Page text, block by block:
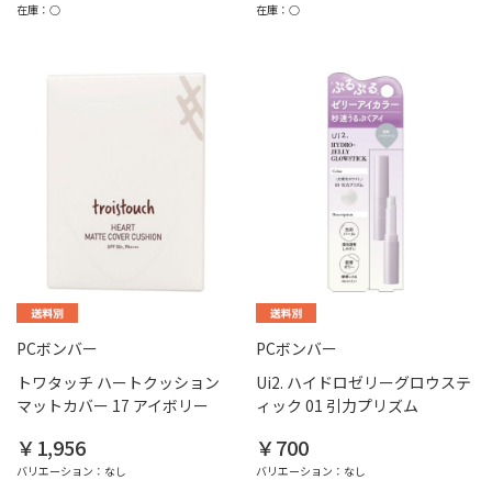
在庫：○
在庫：○
PCボンバー
トワタッチ ハートクッション
マットカバー 17 アイボリー
￥1,956
バリエーション：なし
PCボンバー
Ui2. ハイドロゼリーグロウステ
ィック 01 引力プリズム
￥700
バリエーション：なし